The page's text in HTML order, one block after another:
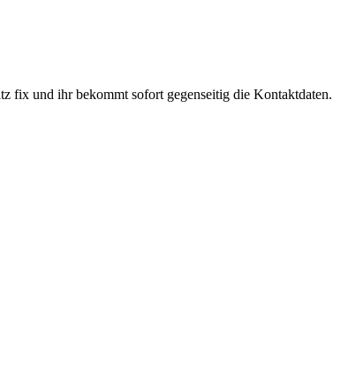
fix und ihr bekommt sofort gegenseitig die Kontaktdaten.